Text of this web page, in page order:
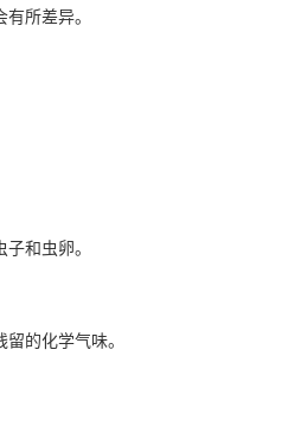
所差异。
子和虫卵。
的化学气味。